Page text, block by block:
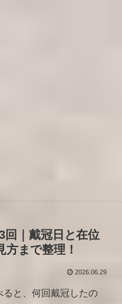
回｜戴冠日と在位
方まで整理！
2026.06.29
と、何回戴冠したの